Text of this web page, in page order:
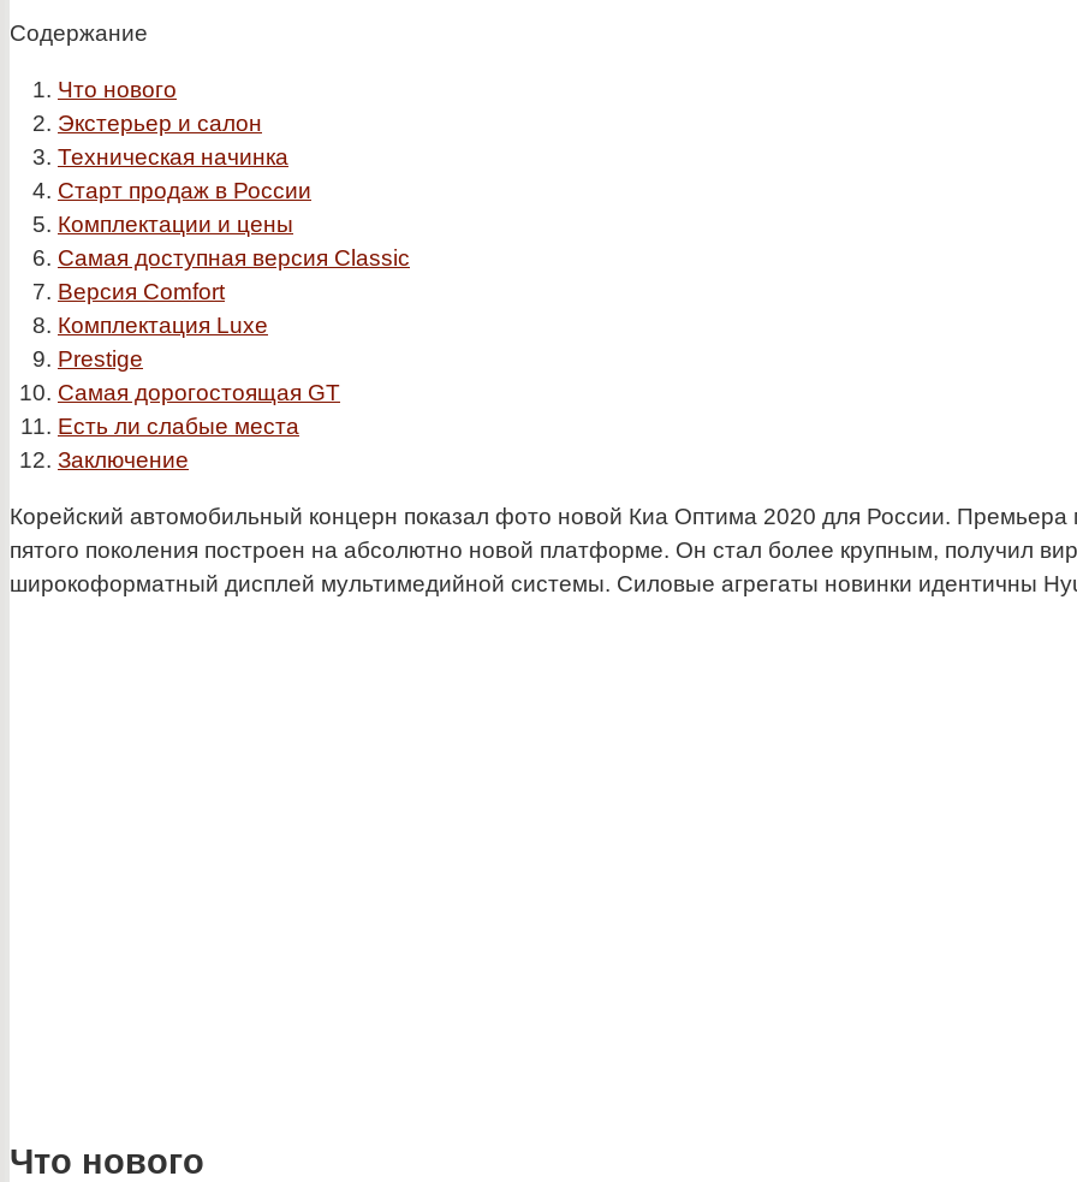
Содержание
Что нового
Экстерьер и салон
Техническая начинка
Старт продаж в России
Комплектации и цены
Самая доступная версия Classic
Версия Comfort
Комплектация Luxe
Prestige
Самая дорогостоящая GT
Есть ли слабые места
Заключение
Корейский автомобильный концерн показал фото новой Киа Оптима 2020 для России.
пятого поколения построен на абсолютно новой платформе. Он стал более крупным, получил
широкоформатный дисплей мультимедийной системы. Силовые агрегаты новинки идентичны
Что нового